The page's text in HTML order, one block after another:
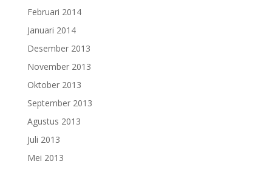
Februari 2014
Januari 2014
Desember 2013
November 2013
Oktober 2013
September 2013
Agustus 2013
Juli 2013
Mei 2013